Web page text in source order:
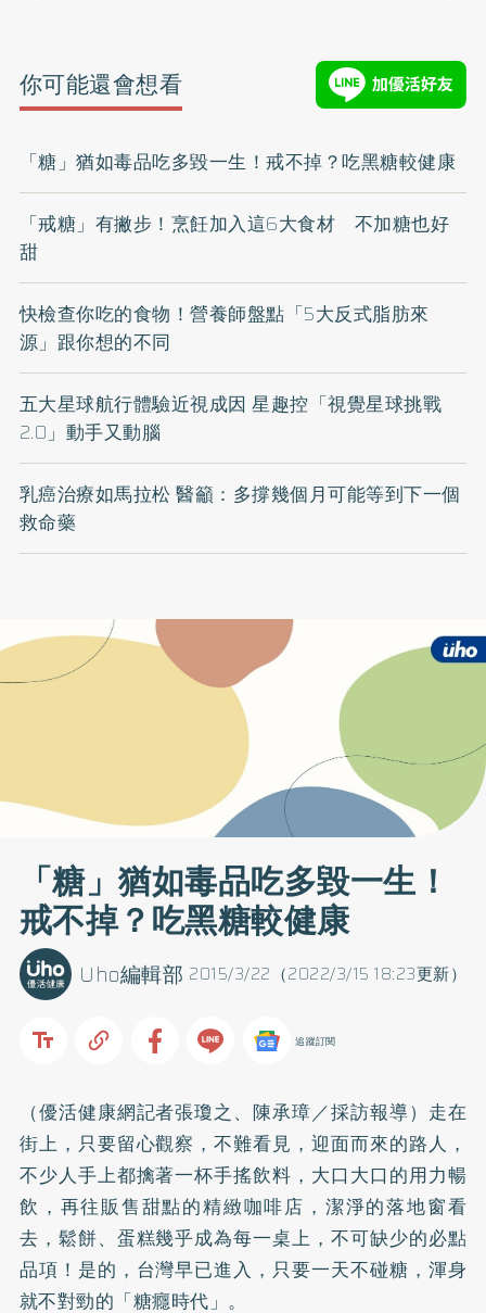
你可能還會想看
「糖」猶如毒品吃多毀一生！戒不掉？吃黑糖較健康
「戒糖」有撇步！烹飪加入這6大食材 不加糖也好
甜
快檢查你吃的食物！營養師盤點「5大反式脂肪來
源」跟你想的不同
五大星球航行體驗近視成因 星趣控「視覺星球挑戰
2.0」動手又動腦
乳癌治療如馬拉松 醫籲：多撐幾個月可能等到下一個
救命藥
「糖」猶如毒品吃多毀一生！
戒不掉？吃黑糖較健康
2015/3/22（2022/3/15 18:23更新）
Uho編輯部
追蹤訂閱
（優活健康網記者張瓊之、陳承璋／採訪報導）走在
街上，只要留心觀察，不難看見，迎面而來的路人，
不少人手上都擒著一杯手搖飲料，大口大口的用力暢
飲，再往販售甜點的精緻咖啡店，潔淨的落地窗看
去，鬆餅、蛋糕幾乎成為每一桌上，不可缺少的必點
品項！是的，台灣早已進入，只要一天不碰糖，渾身
就不對勁的「糖癮時代」。